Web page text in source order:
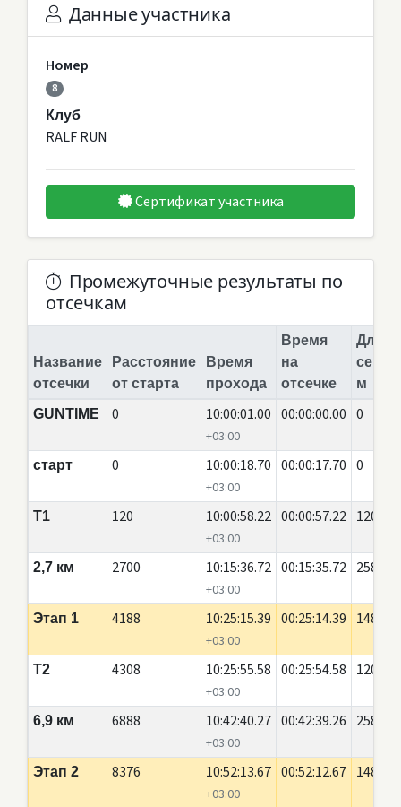
Данные участника
Номер
8
Клуб
RALF RUN
Сертификат участника
Промежуточные результаты по
отсечкам
Название
отсечки
Расстояние
от старта
Время
прохода
Время
на
отсечке
Длина
м
GUNTIME
0 10:00:01.00
+03:00
00:00:00.00 0
старт 0 10:00:18.70
+03:00
00:00:17.70 0
T1 120 10:00:58.22
+03:00
00:00:57.22 120
2,7 км 2700 10:15:36.72
+03:00
00:15:35.72 2580
Этап 1 4188 10:25:15.39
+03:00
00:25:14.39 1488
Т2 4308 10:25:55.58
+03:00
00:25:54.58 120
6,9 км 6888 10:42:40.27
+03:00
00:42:39.26 2580
Этап 2 8376 10:52:13.67
+03:00
00:52:12.67 1488